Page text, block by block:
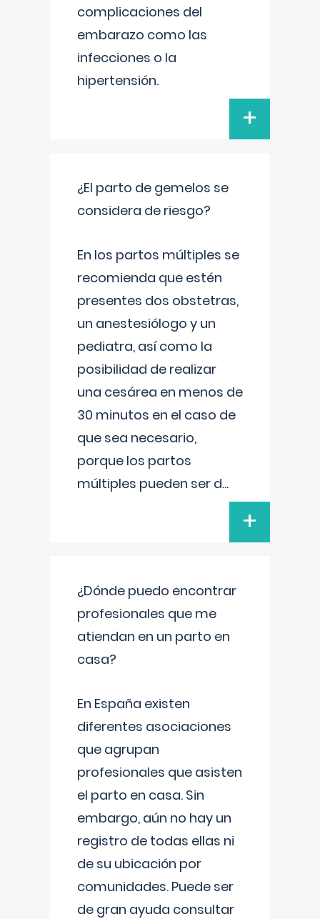
complicaciones del
embarazo como las
infecciones o la
hipertensión.
+
¿El parto de gemelos se
considera de riesgo?
En los partos múltiples se
recomienda que estén
presentes dos obstetras,
un anestesiólogo y un
pediatra, así como la
posibilidad de realizar
una cesárea en menos de
30 minutos en el caso de
que sea necesario,
porque los partos
múltiples pueden ser d...
+
¿Dónde puedo encontrar
profesionales que me
atiendan en un parto en
casa?
En España existen
diferentes asociaciones
que agrupan
profesionales que asisten
el parto en casa. Sin
embargo, aún no hay un
registro de todas ellas ni
de su ubicación por
comunidades. Puede ser
de gran ayuda consultar